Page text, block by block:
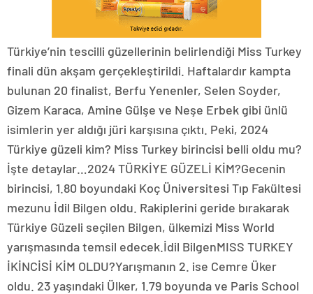
Türkiye’nin tescilli güzellerinin belirlendiği Miss Turkey
finali dün akşam gerçekleştirildi. Haftalardır kampta
bulunan 20 finalist, Berfu Yenenler, Selen Soyder,
Gizem Karaca, Amine Gülşe ve Neşe Erbek gibi ünlü
isimlerin yer aldığı jüri karşısına çıktı. Peki, 2024
Türkiye güzeli kim? Miss Turkey birincisi belli oldu mu?
İşte detaylar…2024 TÜRKİYE GÜZELİ KİM?Gecenin
birincisi, 1.80 boyundaki Koç Üniversitesi Tıp Fakültesi
mezunu İdil Bilgen oldu. Rakiplerini geride bırakarak
Türkiye Güzeli seçilen Bilgen, ülkemizi Miss World
yarışmasında temsil edecek.İdil BilgenMISS TURKEY
İKİNCİSİ KİM OLDU?Yarışmanın 2. ise Cemre Üker
oldu. 23 yaşındaki Ülker, 1.79 boyunda ve Paris School